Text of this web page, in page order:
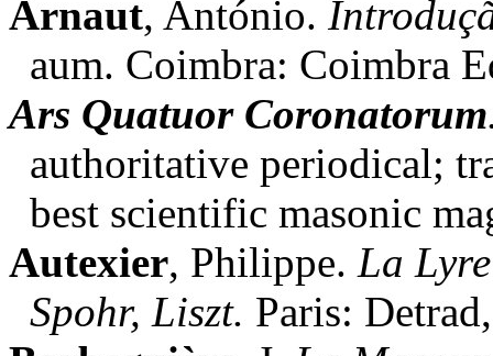
Arnaut, António.
aum. Coimbra: Coimbra
Ars Quatuor Coronatorum
authoritative periodical;
best scientific masonic
Autexier, Philippe. La
Spohr, Liszt. Paris: